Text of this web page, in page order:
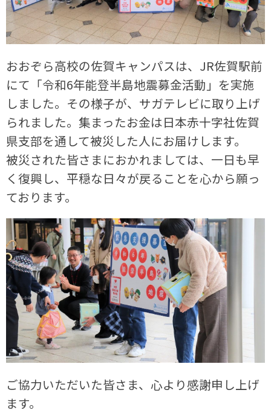
おおぞら高校の佐賀キャンパスは、JR佐賀駅前
にて「令和6年能登半島地震募金活動」を実施
しました。その様子が、サガテレビに取り上げ
られました。集まったお金は日本赤十字社佐賀
県支部を通して被災した人にお届けします。
被災された皆さまにおかれましては、一日も早
く復興し、平穏な日々が戻ることを心から願っ
ております。
ご協力いただいた皆さま、心より感謝申し上げ
ます。